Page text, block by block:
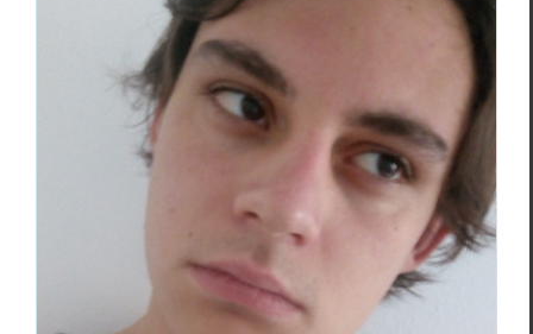
Nouvelles voix : Victor Malzac
Essais & Chroniques Vic­tor Malzac